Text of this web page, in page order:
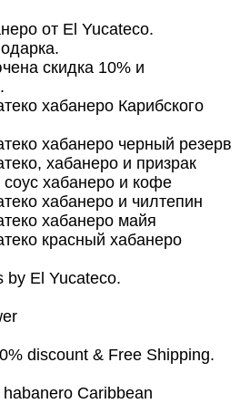
от El Yucateco.
скидка 10% и
хабанеро Карибского
хабанеро черный резерв
хабанеро и призрак
хабанеро и кофе
хабанеро и чилтепин
хабанеро майя
красный хабанеро
by El Yucateco.
discount & Free Shipping.
Caribbean